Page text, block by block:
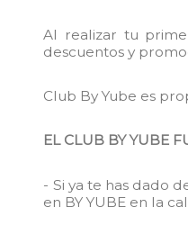
Al realizar tu
descuentos y
Club By Yube es
EL CLUB BY YUBE
- Si ya te has dado
en BY YUBE en la